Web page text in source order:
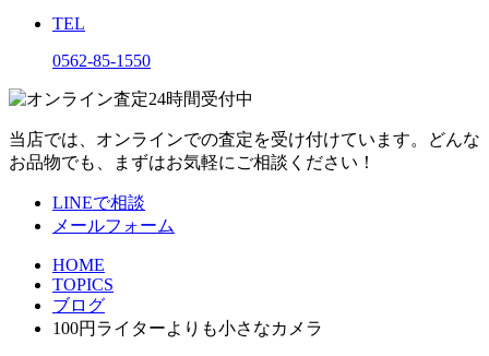
TEL
0562-85-1550
当店では、オンラインでの査定を受け付けています。どんな
お品物でも、まずはお気軽にご相談ください！
LINEで相談
メールフォーム
HOME
TOPICS
ブログ
100円ライターよりも小さなカメラ